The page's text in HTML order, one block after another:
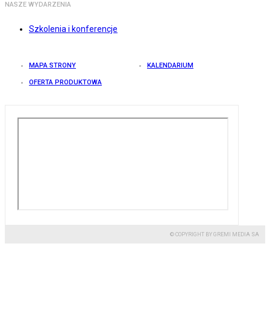
NASZE WYDARZENIA
Szkolenia i konferencje
MAPA STRONY KALENDARIUM
OFERTA PRODUKTOWA
© COPYRIGHT BY GREMI MEDIA SA